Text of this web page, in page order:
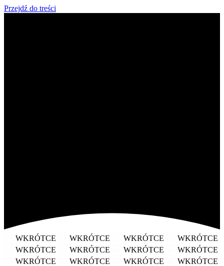
Przejdź do treści
WKRÓTCE WKRÓTCE WKRÓTCE
WKRÓTCE
WKRÓTCE
WKRÓTCE WKRÓTCE
WKRÓTCE
WKRÓTCE
WKRÓTCE WKRÓTCE
WKRÓTCE